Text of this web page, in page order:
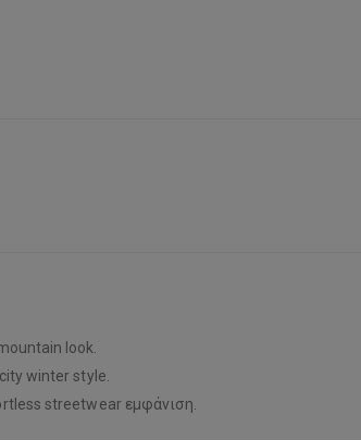
look.
winter style.
streetwear εμφάνιση.